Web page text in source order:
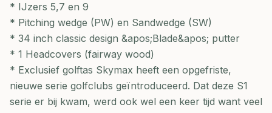
* IJzers 5,7 en 9
* Pitching wedge (PW) en Sandwedge (SW)
* 34 inch classic design &apos;Blade&apos; putter
* 1 Headcovers (fairway wood)
* Exclusief golftas Skymax heeft een opgefriste,
nieuwe serie golfclubs geïntroduceerd. Dat deze S1
serie er bij kwam, werd ook wel een keer tijd want veel